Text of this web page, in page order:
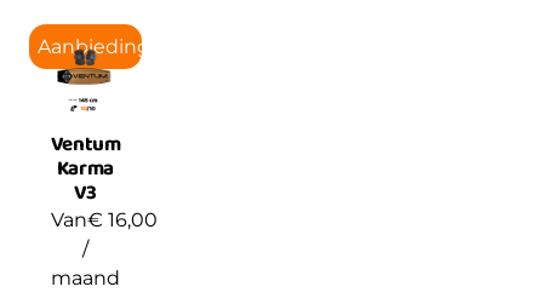
Aanbieding!
Ventum
Karma
V3
Van€ 16,00
/
maand